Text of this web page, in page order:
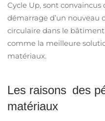
Cycle Up, sont
démarrage d’un nouveau
circulaire dans le
comme la meilleure
matériaux.
Les raisons des
matériaux